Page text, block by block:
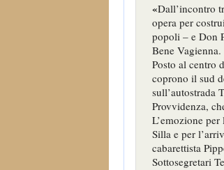
«Dall’incontro
opera per
popoli – e Don
Bene Vagienna.
Posto al centro
coprono il sud
sull’autostrada
Provvidenza,
L’emozione
Silla e per
cabarettista
Sottosegretari